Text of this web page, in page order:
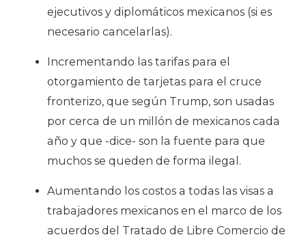
ejecutivos y diplomáticos mexicanos (si es
necesario cancelarlas).
Incrementando las tarifas para el
otorgamiento de tarjetas para el cruce
fronterizo, que según Trump, son usadas
por cerca de un millón de mexicanos cada
año y que -dice- son la fuente para que
muchos se queden de forma ilegal.
Aumentando los costos a todas las visas a
trabajadores mexicanos en el marco de los
acuerdos del Tratado de Libre Comercio de